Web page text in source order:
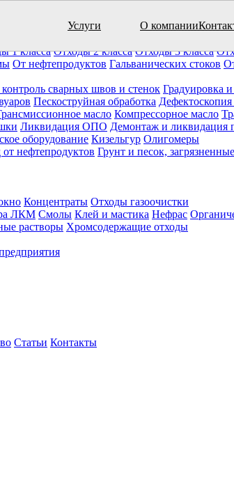
Услуги О компании
Демонтаж резервуаров (10)
1 класса Отходы 2 класса Отходы 3 класса
От нефтепродуктов Гальванических стоков
контроль сварных швов и стенок Градуировка
Пескоструйная обработка Дефектоскопия
масло Компрессорное масло
Ликвидация ОПО Демонтаж и ликвидация
оборудование Кизельгур Олигомеры
нефтепродуктов Грунт и песок,
Концентраты Отходы газоочистки
ЛКМ Смолы Клей и мастика Нефрас
растворы Хромсодержащие отходы
Статьи Контакты